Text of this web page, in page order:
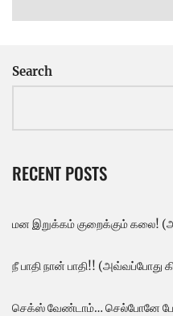
Search
RECENT POSTS
மன இறுக்கம் குறைக்கும் கலை!
நீ பாதி நான் பாதி!! (அவ்வப்போது
செக்ஸ் வேண்டாம்… செல்போனே